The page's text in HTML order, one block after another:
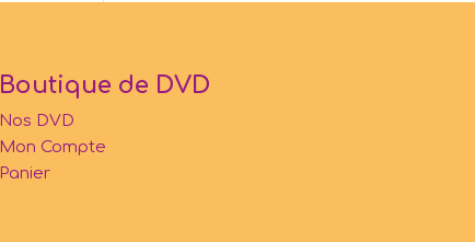
Boutique de DVD
Nos DVD
Mon Compte
Panier